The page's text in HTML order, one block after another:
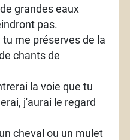
grandes eaux
pas.
me préserves de la
chants de
la voie que tu
j'aurai le regard
cheval ou un mulet